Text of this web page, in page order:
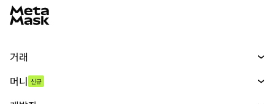
거래
머니 신규